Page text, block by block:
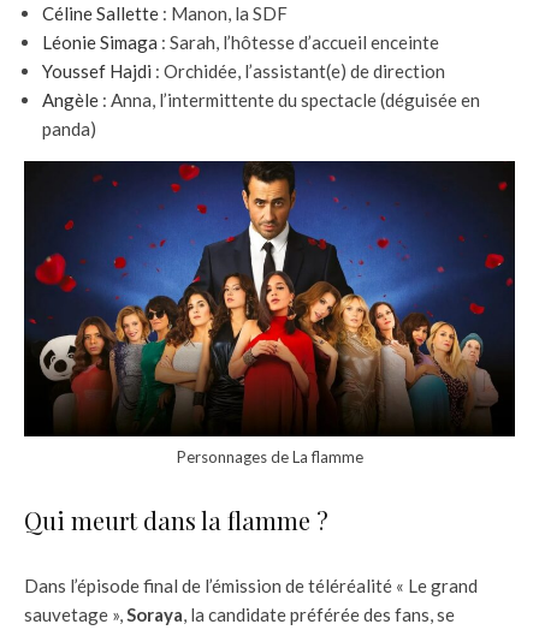
Céline Sallette : Manon, la SDF
Léonie Simaga : Sarah, l’hôtesse d’accueil enceinte
Youssef Hajdi : Orchidée, l’assistant(e) de direction
Angèle : Anna, l’intermittente du spectacle (déguisée en
panda)
Personnages de La flamme
Qui meurt dans la flamme ?
Dans l’épisode final de l’émission de téléréalité « Le grand
sauvetage », Soraya , la candidate préférée des fans, se